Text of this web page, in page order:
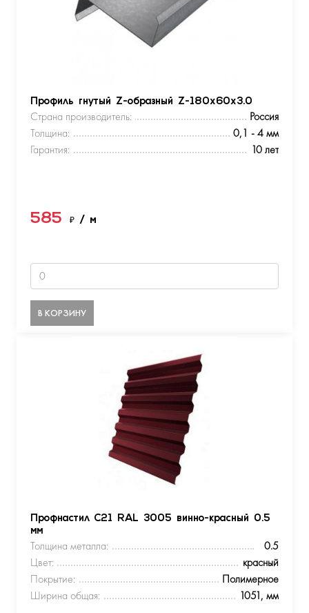
Профиль гнутый Z-образный Z-180х60х3.0
Страна производитель:
Россия
Толщина:
0,1 - 4 мм
Гарантия:
10 лет
585 ₽ / м
В КОРЗИНУ
Профнастил С21 RAL 3005 винно-красный 0.5
мм
Толщина металла:
0.5
Цвет:
красный
Покрытие:
Полимерное
Ширина общая:
1051, мм